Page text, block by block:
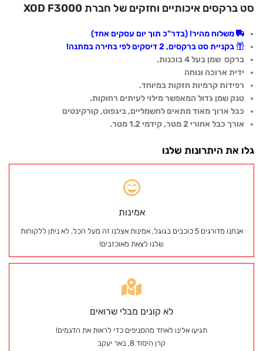
היה:
הוא:
סט ברקסים איכותיים וחזקים של חברת XOD F3000
משלוח מהיר! (בדר"כ תוך יום עסקים אחד)
בקניית סט ברקסים, 2 דיסקים לפי בחירה במתנה!
ברקס שמן בעל 4 בוכנות.
ידית ארוכה ונוחה
רפידות קרמיות חזקות במיוחד.
טנק שמן גדול המאפשר מילוי לעיתים רחוקות.
כבל ארוך מאוד מתאים לחשמליים, ביגפוט, קורקינטים
אורך כבל אחורי 2 מטר, קידמי 1.2 מטר.
גלו את היתרונות שלנו
לא קונים מבלי שרואים
תגיעו אלינו לאחד מהסניפים כדי לראות את הדגמים!
קרן היסוד 8, באר יעקב
אמינות
אנחנו מדורגים 5 כוכבים בגוגל, אמינות אצלנו זה מעל הכל, לא ניתן ללקוחות
שלנו לצאת מאוכזבים!